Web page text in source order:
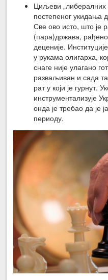
Циљеви „либералних
постепеног укидања
Све ово исто, што је
(пара)држава,
деценије.
у рукама олигарха,
снаге није улагано
разваљиван и сада
рат у који је гурнут.
инструментализује
онда је требао да је
периоду.